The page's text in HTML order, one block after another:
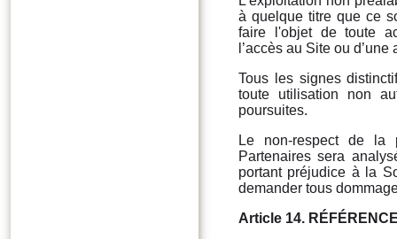
à quelque titre que ce
faire l'objet de toute
l’accès au Site ou
Tous les signes
toute utilisation non
poursuites.
Le non-respect de la
Partenaires sera
portant préjudice à la
demander tous
Article 14.